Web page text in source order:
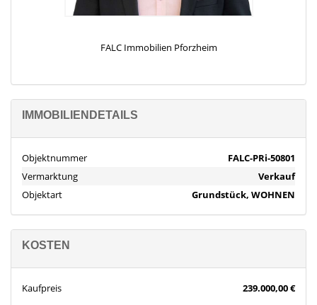
FALC Immobilien Pforzheim
IMMOBILIENDETAILS
Objektnummer
FALC-PRi-50801
Vermarktung
Verkauf
Objektart
Grundstück, WOHNEN
KOSTEN
Kaufpreis 239.000,00 €